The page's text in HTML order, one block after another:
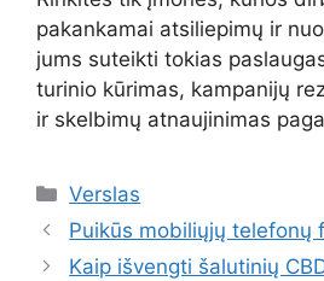
pakankamai atsiliepimų ir
jums suteikti tokias
turinio kūrimas, kampanijų
ir skelbimų atnaujinimas
Kategorijos
Verslas
Puikūs mobiliųjų telefonų
Kaip išvengti šalutinių